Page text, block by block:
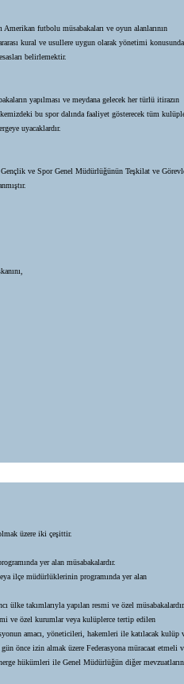
futbolu müsabakaları ve oyun alanlarının
kural ve usullere uygun olarak yönetimi konusunda
belirlemektir.
yapılması ve meydana gelecek her türlü itirazın
bu spor dalında faaliyet gösterecek tüm
uyacaklardır.
ve Spor Genel Müdürlüğünün Teşkilat ve
üzere iki çeşittir.
yer alan müsabakalardır.
ilçe müdürlüklerinin programında yer alan
ülke takımlarıyla yapılan resmi ve özel müsabakalardır.
ve özel kurumlar veya kulüplerce tertip edilen
amacı, yöneticileri, hakemleri ile katılacak kulüp
önce izin almak üzere Federasyona müracaat etmeli
hükümleri ile Genel Müdürlüğün diğer